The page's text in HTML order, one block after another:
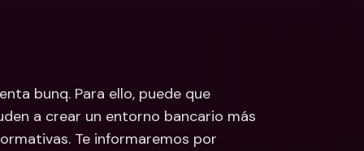
bunq. Para ello, puede que
a crear un entorno bancario más
Te informaremos por